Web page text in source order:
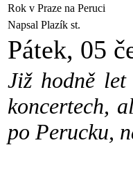
Rok v Praze na Peruci
Napsal Plazík st.
Pátek, 05
Již hodně
koncertech,
po Perucku,